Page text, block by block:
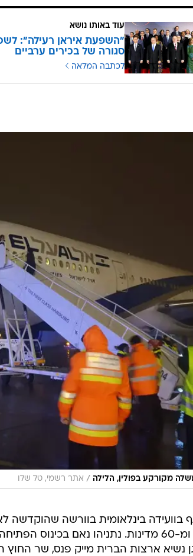
עוד באותו נושא
"השפעת איראן רעילה":
סגורה של בכירים ערביים
לכתבה המלאה
מקורקע בפולין, הלילה / אתר רשמי, טל שלו
בוועידה בינלאומית בוורשה שהוקדשה
ממדינות ערב ומ-60 מדינות. נתניהו נאם
נשיא ארצות הברית מייק פנס, שר החוץ